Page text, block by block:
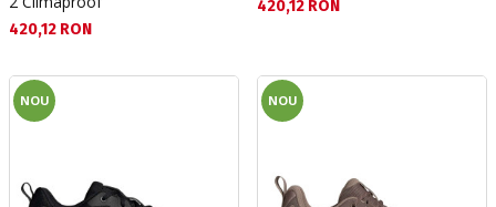
Текуща цена:
420,12 RON
Текуща цена:
420,12 RON
NOU NOU